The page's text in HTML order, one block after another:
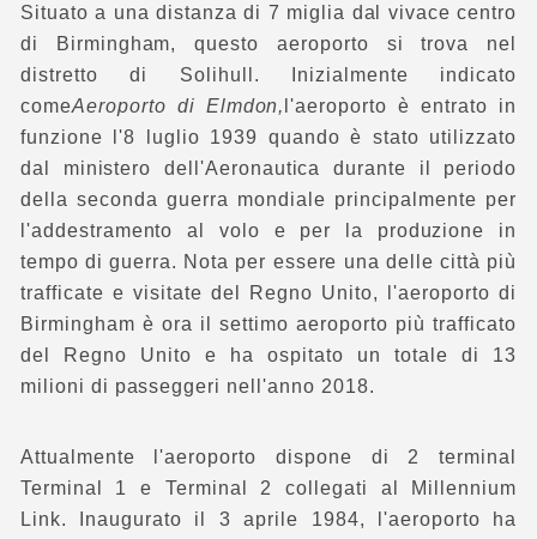
Situato a una distanza di 7 miglia dal vivace centro
di Birmingham, questo aeroporto si trova nel
distretto di Solihull. Inizialmente indicato
comeAeroporto di Elmdon, l'aeroporto è entrato in
funzione l'8 luglio 1939 quando è stato utilizzato
dal ministero dell'Aeronautica durante il periodo
della seconda guerra mondiale principalmente per
l'addestramento al volo e per la produzione in
tempo di guerra. Nota per essere una delle città più
trafficate e visitate del Regno Unito, l'aeroporto di
Birmingham è ora il settimo aeroporto più trafficato
del Regno Unito e ha ospitato un totale di 13
milioni di passeggeri nell'anno 2018.
Attualmente l'aeroporto dispone di 2 terminal
Terminal 1 e Terminal 2 collegati al Millennium
Link. Inaugurato il 3 aprile 1984, l'aeroporto ha